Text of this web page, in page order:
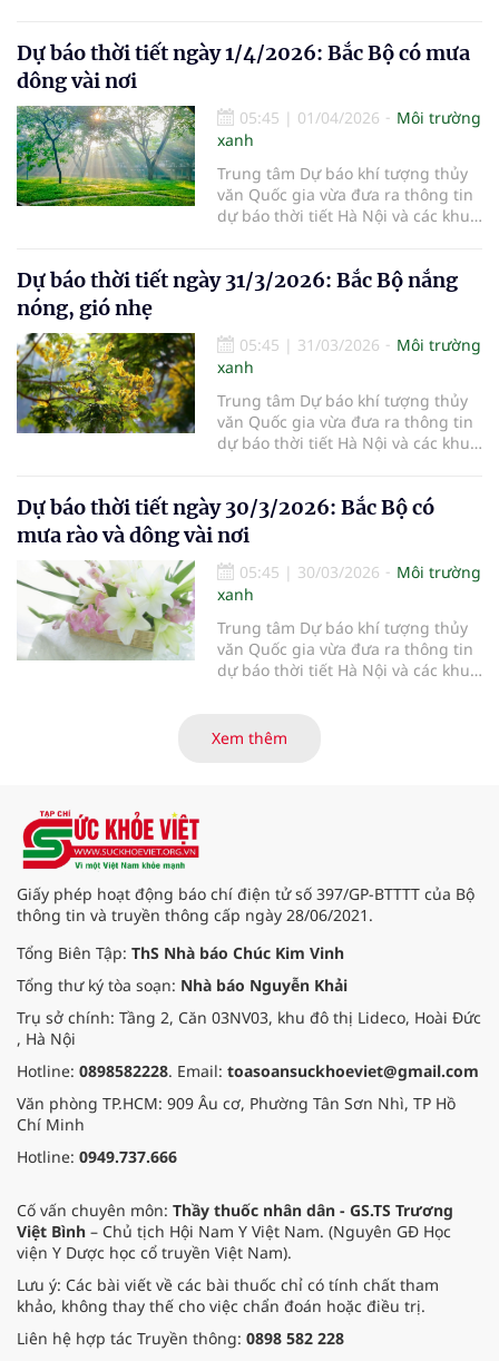
Dự báo thời tiết ngày 1/4/2026: Bắc Bộ có mưa
dông vài nơi
05:45 | 01/04/2026
Môi trường
xanh
Trung tâm Dự báo khí tượng thủy
văn Quốc gia vừa đưa ra thông tin
dự báo thời tiết Hà Nội và các khu
Dự báo thời tiết ngày 31/3/2026: Bắc Bộ nắng
nóng, gió nhẹ
05:45 | 31/03/2026
Môi trường
xanh
Trung tâm Dự báo khí tượng thủy
văn Quốc gia vừa đưa ra thông tin
dự báo thời tiết Hà Nội và các khu
Dự báo thời tiết ngày 30/3/2026: Bắc Bộ có
mưa rào và dông vài nơi
05:45 | 30/03/2026
Môi trường
xanh
Trung tâm Dự báo khí tượng thủy
văn Quốc gia vừa đưa ra thông tin
dự báo thời tiết Hà Nội và các khu
Xem thêm
Giấy phép hoạt động báo chí điện tử số 397/GP-BTTTT của Bộ
thông tin và truyền thông cấp ngày 28/06/2021.
Tổng Biên Tập: ThS Nhà báo Chúc Kim Vinh
Tổng thư ký tòa soạn: Nhà báo Nguyễn Khải
Trụ sở chính: Tầng 2, Căn 03NV03, khu đô thị Lideco, Hoài Đức
, Hà Nội
Hotline: 0898582228. Email: toasoansuckhoeviet@gmail.com
Văn phòng TP.HCM: 909 Âu cơ, Phường Tân Sơn Nhì, TP Hồ
Chí Minh
Hotline: 0949.737.666
Cố vấn chuyên môn: Thầy thuốc nhân dân - GS.TS Trương
Việt Bình – Chủ tịch Hội Nam Y Việt Nam. (Nguyên GĐ Học
viện Y Dược học cổ truyền Việt Nam).
Lưu ý: Các bài viết về các bài thuốc chỉ có tính chất tham
khảo, không thay thế cho việc chẩn đoán hoặc điều trị.
Liên hệ hợp tác Truyền thông: 0898 582 228